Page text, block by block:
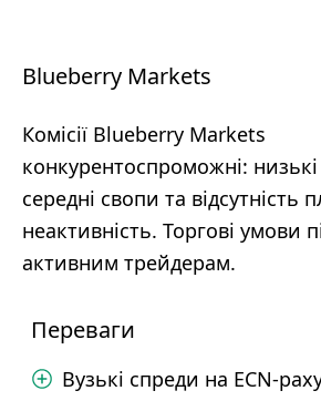
Blueberry Markets
Комісії Blueberry Markets
конкурентоспроможні:
середні свопи та відсутність
неактивність. Торгові умови
активним трейдерам.
Переваги
Вузькі спреди на ECN-